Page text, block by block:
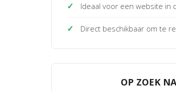
✓ Ideaal voor een website in
✓ Direct beschikbaar om te
OP ZOEK